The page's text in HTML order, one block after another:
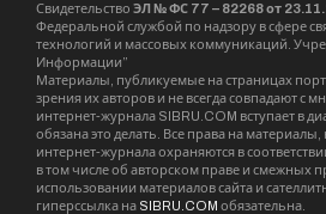
Свидетельство ЭЛ № ФС 77 – 82268 от
Федеральной службой по надзору в сфере
технологий и массовых коммуникаций.
Информации”
Материалы, публикуемые на страницах
зрения их авторов и не всегда совпадают с
интернет-журнала SIBRU.COM вступает в
обязана это делать. Все права на
интернет-журнала охраняются в
в том числе об авторском праве и смежных
использовании материалов сайта и
гиперссылка на SIBRU.COM обязательна.